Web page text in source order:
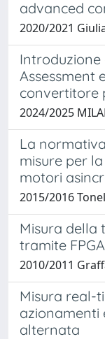
advanced
2020/2021
Assessment
convertitore
2024/2025
La
misure per
motori
2015/2016
Misura della
tramite FPGA
2010/2011
Misura real-
azionamenti
alternata